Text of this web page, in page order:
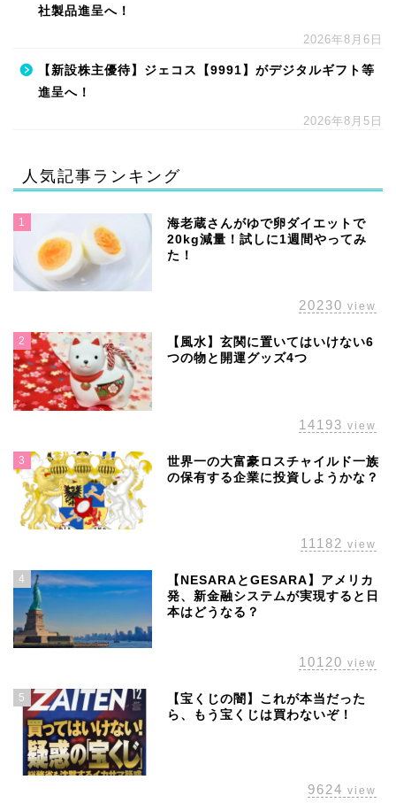
社製品進呈へ！
2026年8月6日
【新設株主優待】ジェコス【9991】がデジタルギフト等
進呈へ！
2026年8月5日
人気記事ランキング
1
海老蔵さんがゆで卵ダイエットで
20kg減量！試しに1週間やってみ
た！
20230 view
2
【風水】玄関に置いてはいけない6
つの物と開運グッズ4つ
14193 view
3
世界一の大富豪ロスチャイルド一族
の保有する企業に投資しようかな？
11182 view
4
【NESARAとGESARA】アメリカ
発、新金融システムが実現すると日
本はどうなる？
10120 view
5
【宝くじの闇】これが本当だった
ら、もう宝くじは買わないぞ！
9624 view